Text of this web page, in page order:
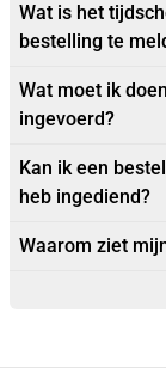
Wat is het
bestelling te
Wat moet ik
ingevoerd?
Kan ik een
heb ingediend?
Waarom ziet